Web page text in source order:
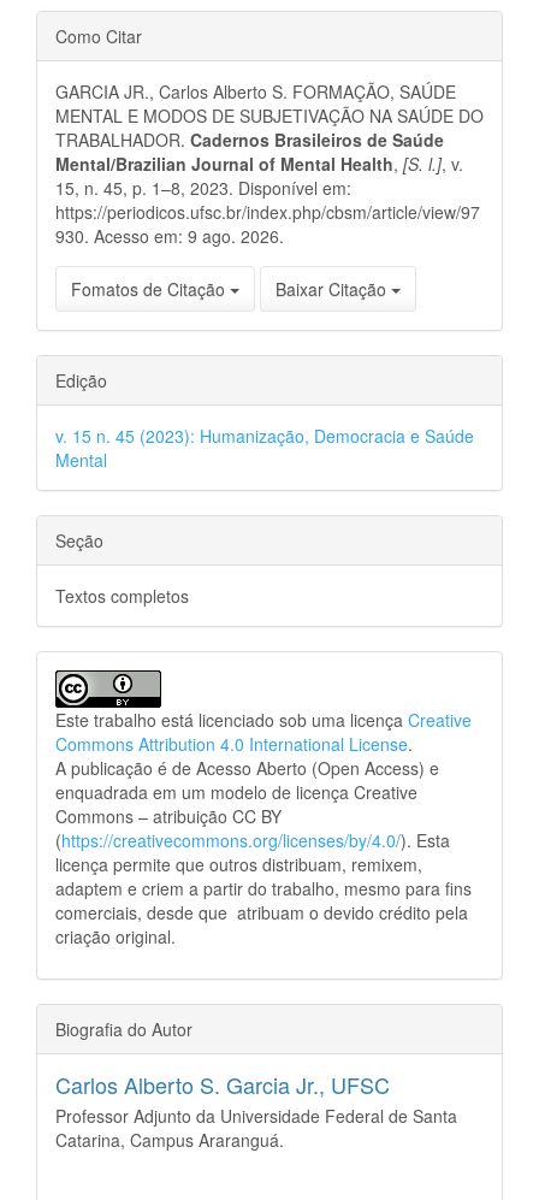
Detalhes
do
artigo
Como Citar
GARCIA JR., Carlos Alberto S. FORMAÇÃO, SAÚDE
MENTAL E MODOS DE SUBJETIVAÇÃO NA SAÚDE DO
TRABALHADOR. Cadernos Brasileiros de Saúde
Mental/Brazilian Journal of Mental Health, [S. l.], v.
15, n. 45, p. 1–8, 2023. Disponível em:
https://periodicos.ufsc.br/index.php/cbsm/article/view/97
930. Acesso em: 9 ago. 2026.
Fomatos de Citação Baixar Citação
Edição
v. 15 n. 45 (2023): Humanização, Democracia e Saúde
Mental
Seção
Textos completos
Este trabalho está licenciado sob uma licença Creative
Commons Attribution 4.0 International License.
A publicação é de Acesso Aberto (Open Access) e
enquadrada em um modelo de licença Creative
Commons – atribuição CC BY
(https://creativecommons.org/licenses/by/4.0/). Esta
licença permite que outros distribuam, remixem,
adaptem e criem a partir do trabalho, mesmo para fins
comerciais, desde que atribuam o devido crédito pela
criação original.
Biografia do Autor
Carlos Alberto S. Garcia Jr., UFSC
Professor Adjunto da Universidade Federal de Santa
Catarina, Campus Araranguá.